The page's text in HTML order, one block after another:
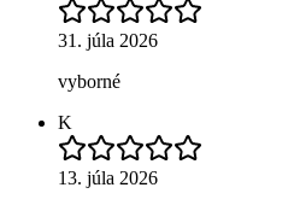
31. júla 2026
vyborné
K
13. júla 2026